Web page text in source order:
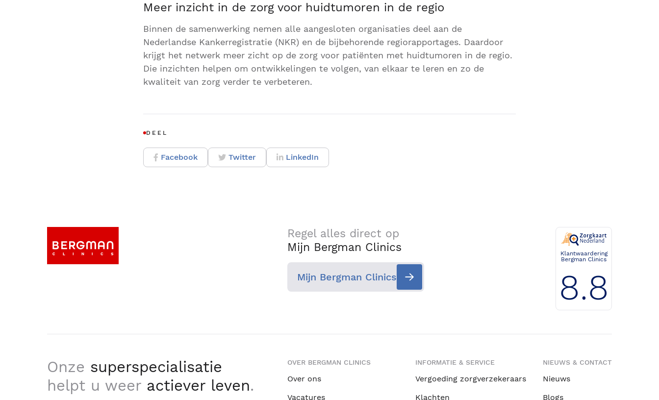
Meer inzicht in de zorg voor huidtumoren in de regio
Binnen de samenwerking nemen alle aangesloten organisaties deel aan de
Nederlandse Kankerregistratie (NKR) en de bijbehorende regiorapportages. Daardoor
krijgt het netwerk meer zicht op de zorg voor patiënten met huidtumoren in de regio.
Die inzichten helpen om ontwikkelingen te volgen, van elkaar te leren en zo de
kwaliteit van zorg verder te verbeteren.
DEEL
Facebook Twitter LinkedIn
Regel alles direct op
Mijn Bergman Clinics
Mijn Bergman Clinics
Klantwaardering
Bergman Clinics
8.8
Onze superspecialisatie
helpt u weer actiever leven.
OVER BERGMAN CLINICS
Over ons
Vacatures
INFORMATIE & SERVICE
Vergoeding zorgverzekeraars
Klachten
NIEUWS & CONTACT
Nieuws
Blogs